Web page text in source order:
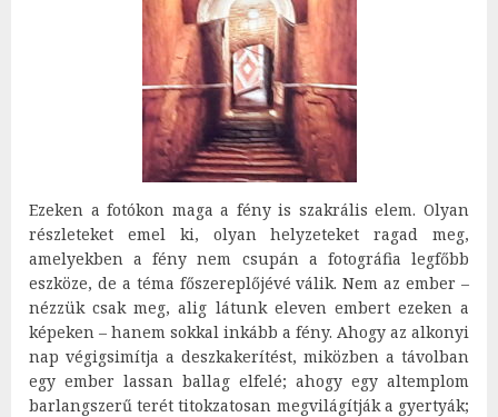
Ezeken a fotókon maga a fény is szakrális elem. Olyan
részleteket emel ki, olyan helyzeteket ragad meg,
amelyekben a fény nem csupán a fotográfia legfőbb
eszköze, de a téma főszereplőjévé válik. Nem az ember –
nézzük csak meg, alig látunk eleven embert ezeken a
képeken – hanem sokkal inkább a fény. Ahogy az alkonyi
nap végigsimítja a deszkakerítést, miközben a távolban
egy ember lassan ballag elfelé; ahogy egy altemplom
barlangszerű terét titokzatosan megvilágítják a gyertyák;